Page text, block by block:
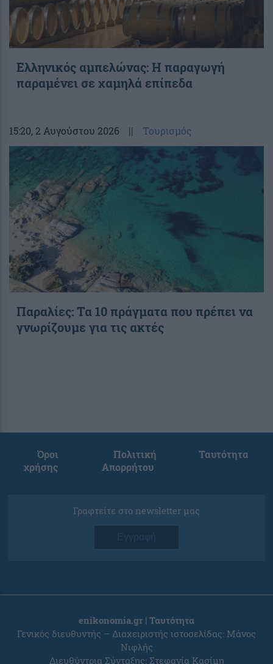
Ελληνικός αμπελώνας: Η παραγωγή
παραμένει σε χαμηλά επίπεδα
15:20, 2 Αυγούστου 2026 || Τουρισμός
Παραλίες: Τα 10 πράγματα που πρέπει να
γνωρίζουμε για τις ακτές
Όροι
χρήσης
Πολιτική
Απορρήτου
Ταυτότητα
Γραφτείτε στο newsletter μας
Εγγραφή
enikonomia.gr | Ταυτότητα
Γενικός διευθυντής – Διαχειριστής ιστοσελίδας: Μάνος
Νιφλής
Διευθύντρια Σύνταξης: Στεφανία Κασίμη